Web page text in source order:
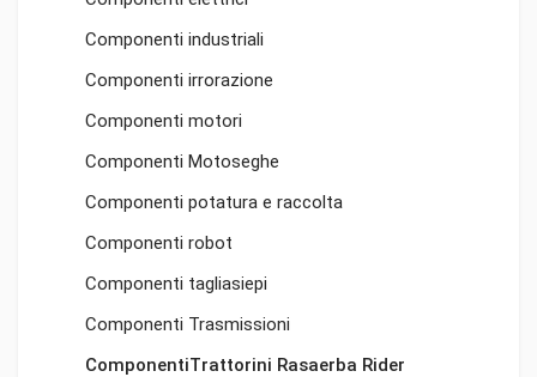
Componenti industriali
Componenti irrorazione
Componenti motori
Componenti Motoseghe
Componenti potatura e raccolta
Componenti robot
Componenti tagliasiepi
Componenti Trasmissioni
ComponentiTrattorini Rasaerba Rider